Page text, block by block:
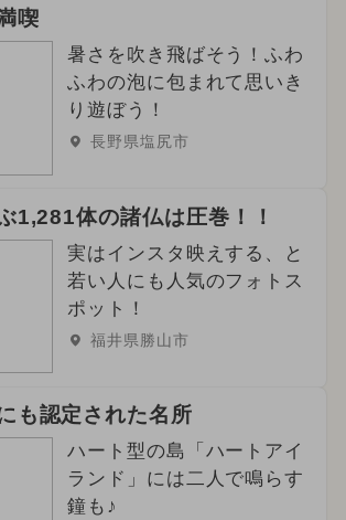
喫
暑さを吹き飛ばそう！ふわ
ふわの泡に包まれて思いき
り遊ぼう！
長野県塩尻市
1,281体の諸仏は圧巻！！
実はインスタ映えする、と
若い人にも人気のフォトス
ポット！
福井県勝山市
も認定された名所
ハート型の島「ハートアイ
ランド」には二人で鳴らす
鐘も♪